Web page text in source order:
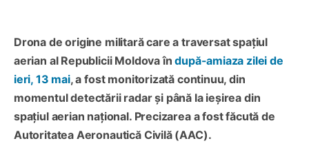
Drona de origine militară care a traversat spațiul
aerian al Republicii Moldova îndupă-amiaza zilei de
ieri, 13 mai, a fost monitorizată continuu, din
momentul detectării radar și până la ieșirea din
spațiul aerian național. Precizarea a fost făcută de
Autoritatea Aeronautică Civilă (AAC).